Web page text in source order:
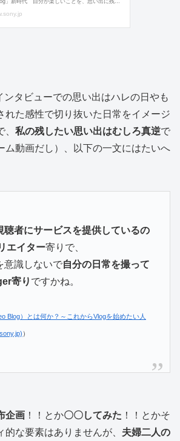
ンタビューでの思い出はハレの日やも
れた感性で切り抜いた日常をイメージ
私の残したい思い出はむしろ真逆で
ム動画だし）、以下の一文にはたいへ
聴者にサービスを提供しているの
エイター寄りで、
意識しないで自分の日常を撮って
寄り ですかね。
Blog）とは何か？～これからVlogを始めたい人
）
企画 ！！とか〇〇してみた ！！とかそ
的な要素はありませんが、 夫婦二人の